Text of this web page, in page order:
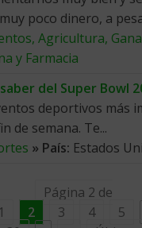
poco dinero, a
Agricultura,
y Farmacia
del Super Bowl
deportivos más
de semana. Te...
» País: Estados
Página 2 de
1 2 3 4 5